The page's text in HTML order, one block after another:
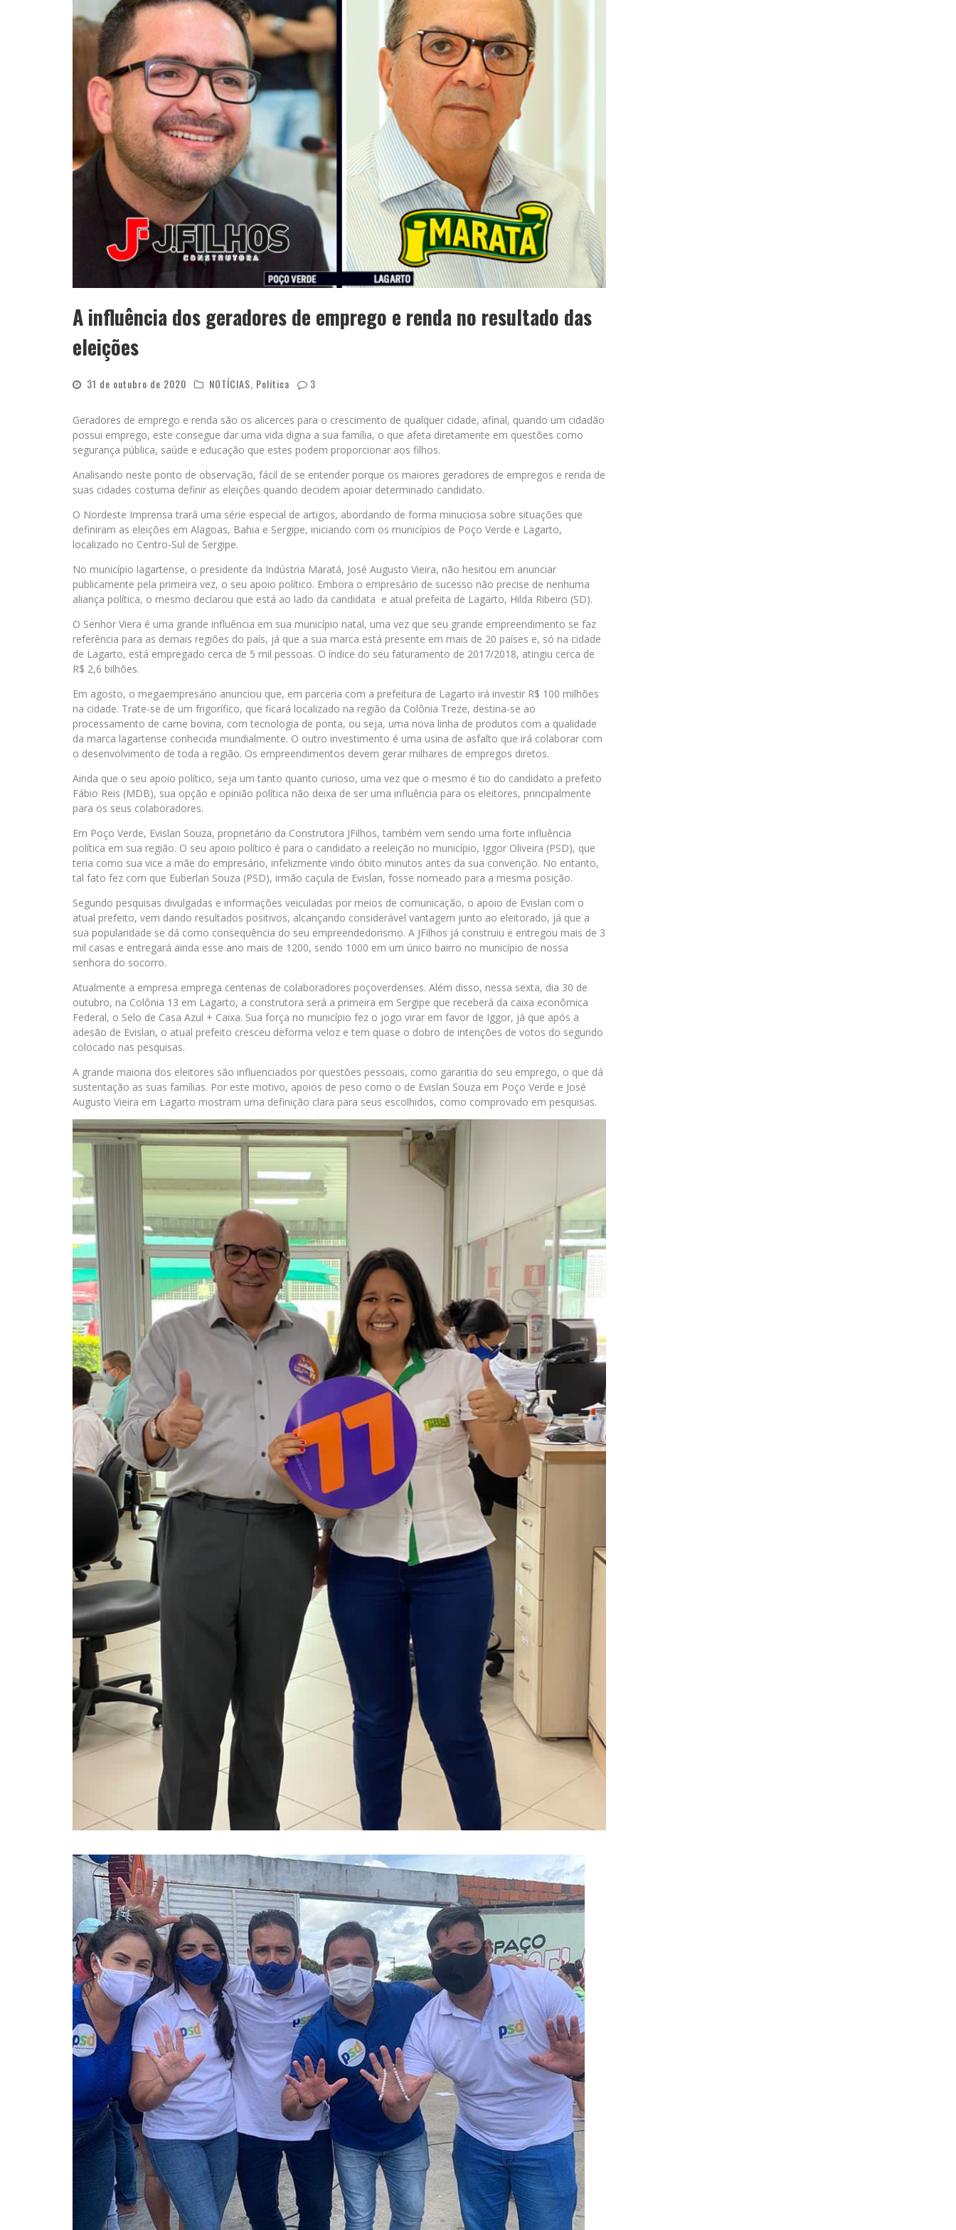
A influência dos geradores de emprego e renda no resultado das
eleições
31 de outubro de 2020 NOTÍCIAS Política 3
Geradores de emprego e renda são os alicerces para o crescimento de qualquer cidade, afinal, quando um cidadão
possui emprego, este consegue dar uma vida digna a sua família, o que afeta diretamente em questões como
segurança pública, saúde e educação que estes podem proporcionar aos filhos.
Analisando neste ponto de observação, fácil de se entender porque os maiores geradores de empregos e renda de
suas cidades costuma definir as eleições quando decidem apoiar determinado candidato.
O Nordeste Imprensa trará uma série especial de artigos, abordando de forma minuciosa sobre situações que
definiram as eleições em Alagoas, Bahia e Sergipe, iniciando com os municípios de Poço Verde e Lagarto,
localizado no Centro-Sul de Sergipe.
No município lagartense, o presidente da Indústria Maratá, José Augusto Vieira, não hesitou em anunciar
publicamente pela primeira vez, o seu apoio político. Embora o empresário de sucesso não precise de nenhuma
aliança política, o mesmo declarou que está ao lado da candidata e atual prefeita de Lagarto, Hilda Ribeiro (SD).
O Senhor Viera é uma grande influência em sua município natal, uma vez que seu grande empreendimento se faz
referência para as demais regiões do país, já que a sua marca está presente em mais de 20 países e, só na cidade
de Lagarto, está empregado cerca de 5 mil pessoas. O índice do seu faturamento de 2017/2018, atingiu cerca de
R$ 2,6 bilhões.
Em agosto, o megaempresário anunciou que, em parceria com a prefeitura de Lagarto irá investir R$ 100 milhões
na cidade. Trate-se de um frigorífico, que ficará localizado na região da Colônia Treze, destina-se ao
processamento de carne bovina, com tecnologia de ponta, ou seja, uma nova linha de produtos com a qualidade
da marca lagartense conhecida mundialmente. O outro investimento é uma usina de asfalto que irá colaborar com
o desenvolvimento de toda a região. Os empreendimentos devem gerar milhares de empregos diretos.
Ainda que o seu apoio político, seja um tanto quanto curioso, uma vez que o mesmo é tio do candidato a prefeito
Fábio Reis (MDB), sua opção e opinião política não deixa de ser uma influência para os eleitores, principalmente
para os seus colaboradores.
Em Poço Verde, Evislan Souza, proprietário da Construtora JFilhos, também vem sendo uma forte influência
política em sua região. O seu apoio político é para o candidato a reeleição no município, Iggor Oliveira (PSD), que
teria como sua vice a mãe do empresário, infelizmente vindo óbito minutos antes da sua convenção. No entanto,
tal fato fez com que Euberlan Souza (PSD), irmão caçula de Evislan, fosse nomeado para a mesma posição.
Segundo pesquisas divulgadas e informações veiculadas por meios de comunicação, o apoio de Evislan com o
atual prefeito, vem dando resultados positivos, alcançando considerável vantagem junto ao eleitorado, já que a
sua popularidade se dá como consequência do seu empreendedorismo. A JFilhos já construiu e entregou mais de 3
mil casas e entregará ainda esse ano mais de 1200, sendo 1000 em um único bairro no município de nossa
senhora do socorro.
Atualmente a empresa emprega centenas de colaboradores poçoverdenses. Além disso, nessa sexta, dia 30 de
outubro, na Colônia 13 em Lagarto, a construtora será a primeira em Sergipe que receberá da caixa econômica
Federal, o Selo de Casa Azul + Caixa. Sua força no município fez o jogo virar em favor de Iggor, já que após a
adesão de Evislan, o atual prefeito cresceu deforma veloz e tem quase o dobro de intenções de votos do segundo
colocado nas pesquisas.
A grande maioria dos eleitores são influenciados por questões pessoais, como garantia do seu emprego, o que dá
sustentação as suas famílias. Por este motivo, apoios de peso como o de Evislan Souza em Poço Verde e José
Augusto Vieira em Lagarto mostram uma definição clara para seus escolhidos, como comprovado em pesquisas.